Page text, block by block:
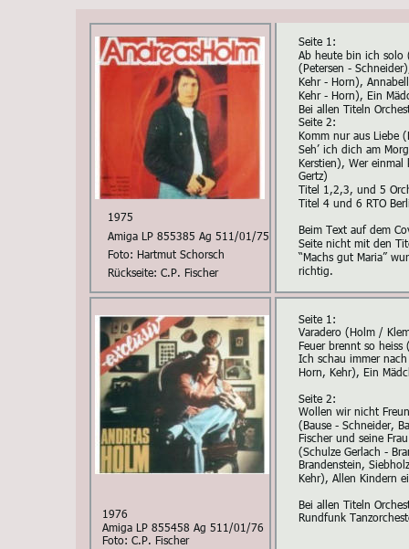
Seite 1:
Ab heute bin ich solo
(Petersen -
Kehr - Horn),
Kehr - Horn), Ein
Bei allen Titeln
Seite 2:
Komm nur aus Liebe
Seh’ ich dich am
Kerstien), Wer
Gertz)
Titel 1,2,3, und 5
Titel 4 und 6 RTO
Beim Text auf dem
Seite nicht mit den
“Machs gut Maria”
richtig.
Seite 1:
Varadero (Holm /
Feuer brennt so
Ich schau immer
Horn, Kehr), Ein
Seite 2:
Wollen wir nicht
(Bause - Schneider,
Fischer und seine
(Schulze Gerlach -
Brandenstein,
Kehr), Allen Kindern
Bei allen Titeln
Rundfunk
1976
Amiga LP 855458 Ag 511/01/76
Foto: C.P. Fischer
1975
Amiga LP 855385 Ag 511/01/75
Foto: Hartmut Schorsch
Rückseite: C.P. Fischer